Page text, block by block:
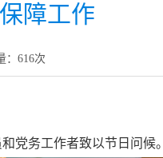
障工作
：616次
党务工作者致以节日问候。